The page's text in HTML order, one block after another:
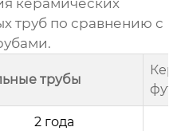
керамических
труб по сравнению с
трубы
2 года